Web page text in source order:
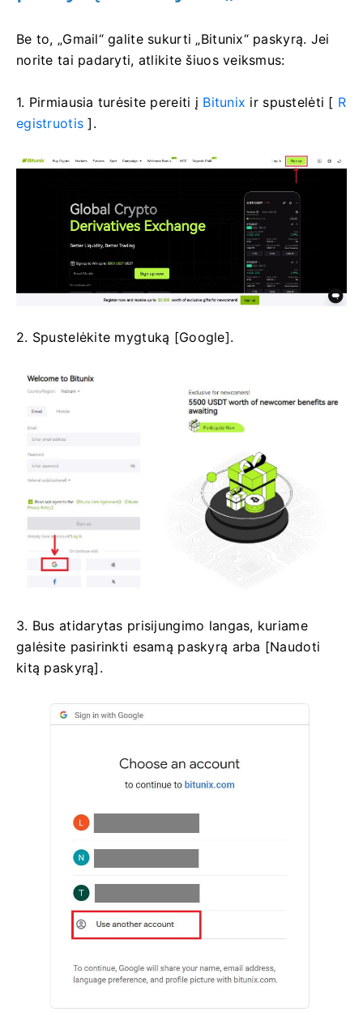
Be to, „Gmail“ galite sukurti „Bitunix“ paskyrą. Jei
norite tai padaryti, atlikite šiuos veiksmus:
1. Pirmiausia turėsite pereiti į Bitunix ir spustelėti [ R
egistruotis ].
2. Spustelėkite mygtuką [Google].
3. Bus atidarytas prisijungimo langas, kuriame
galėsite pasirinkti esamą paskyrą arba [Naudoti
kitą paskyrą].